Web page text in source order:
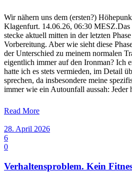
Wir nähern uns dem (ersten?)
Klagenfurt. 14.06.26, 06:30 MESZ.Das
stecke aktuell mitten in der letzten
Vorbereitung. Aber wie sieht diese
der Unterschied zu meinem normalen
eigentlich immer auf den Ironman? Ich
hatte ich es stets vermieden, im Detail
sprechen, da insbesondere meine
immer wie ein Autounfall aussah: Jeder
Read More
28. April 2026
6
0
Verhaltensproblem. Kein